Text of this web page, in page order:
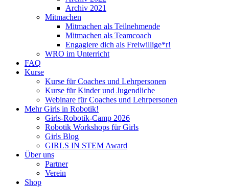
Archiv 2021
Mitmachen
Mitmachen als Teilnehmende
Mitmachen als Teamcoach
Engagiere dich als Freiwillige*r!
WRO im Unterricht
FAQ
Kurse
Kurse für Coaches und Lehrpersonen
Kurse für Kinder und Jugendliche
Webinare für Coaches und Lehrpersonen
Mehr Girls in Robotik!
Girls-Robotik-Camp 2026
Robotik Workshops für Girls
Girls Blog
GIRLS IN STEM Award
Über uns
Partner
Verein
Shop